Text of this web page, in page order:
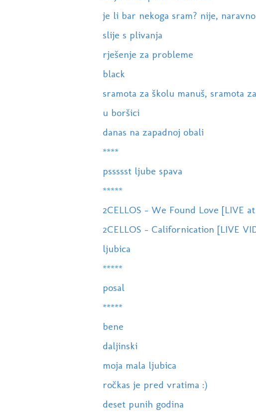
je li bar nekoga sram? nije, naravno
slije s plivanja
rješenje za probleme
black
sramota za školu manuš, sramota
u boršici
danas na zapadnoj obali
****
pssssst ljube spava
*****
2CELLOS - We Found Love [LIVE
2CELLOS - Californication [LIVE
ljubica
*****
posal
*****
bene
daljinski
moja mala ljubica
ročkas je pred vratima :)
deset punih godina